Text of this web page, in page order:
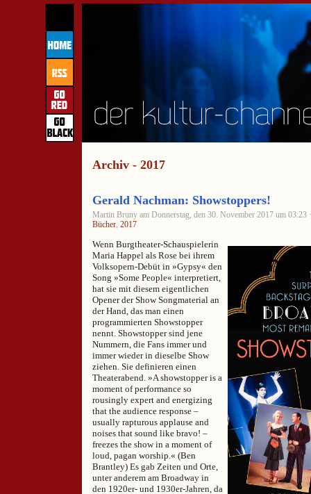
Archiv - 2017
Gerald Nachman: Showstoppers!
Martin Bruny am Donnerstag, den 30. November 2017 um 03:23
Bücher, 2017
Wenn Burgtheater-Schauspielerin
Maria Happel als Rose bei ihrem
Volksopern-Debüt in »Gypsy« den
Song »Some People« interpretiert,
hat sie mit diesem eigentlichen
Opener der Show Songmaterial an
der Hand, das man einen
programmierten Showstopper
nennt. Showstopper sind jene
Nummern, die Fans immer und
immer wieder in dieselbe Show
ziehen. Sie definieren einen
Theaterabend. »A showstopper is a
moment of performance so
rousingly expert and energizing
that the audience response –
usually rapturous applause and
noises that sound like bravo! –
freezes the show in a moment of
loud, pagan worship.« (Ben
Brantley) Es gab Zeiten und Orte,
unter anderem am Broadway in
den 1920er- und 1930er-Jahren, da